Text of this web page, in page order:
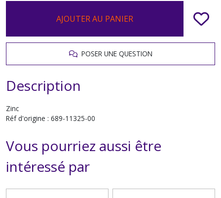
AJOUTER AU PANIER
POSER UNE QUESTION
Description
Zinc
Réf d'origine : 689-11325-00
Vous pourriez aussi être
intéressé par